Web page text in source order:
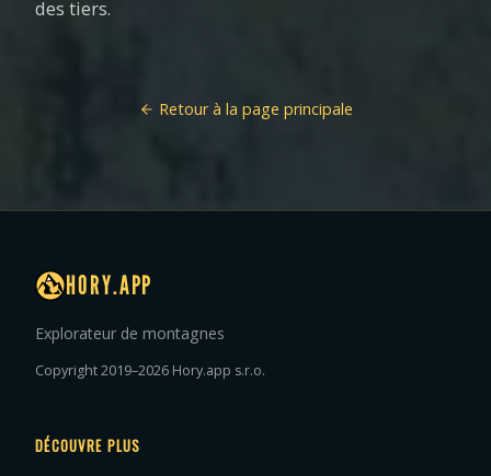
des tiers.
Retour à la page principale
HORY.APP
Explorateur de montagnes
Copyright 2019–2026 Hory.app s.r.o.
DÉCOUVRE PLUS